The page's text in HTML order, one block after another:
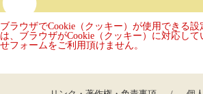
ブラウザでCookie（クッキー）が使用できる
は、ブラウザがCookie（クッキー）に対応し
せフォームをご利用頂けません。